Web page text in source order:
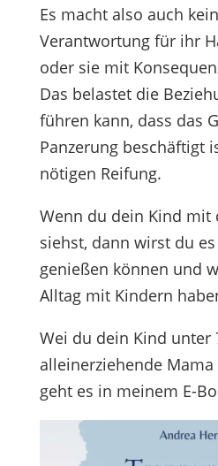
Es macht also auch
Verantwortung für ihr
oder sie mit
Das belastet die
führen kann, dass das
Panzerung beschäftigt
nötigen Reifung.
Wenn du dein Kind mit
siehst, dann wirst du
genießen können und
Alltag mit Kindern
Wei du dein Kind unter
alleinerziehende
geht es in meinem E-